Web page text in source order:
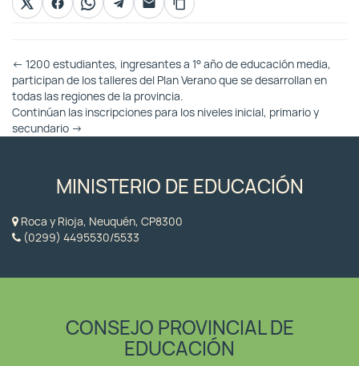
Otras
Entradas
← 1200 estudiantes, ingresantes a 1° año de educación media,
participan de los talleres del Plan Verano que se desarrollan en
todas las regiones de la provincia.
Continúan las inscripciones para los niveles inicial, primario y
secundario →
MINISTERIO DE EDUCACIÓN
Roca y Rioja, Neuquén, CP8300
(0299) 4495530/5533
CONSEJO PROVINCIAL DE
EDUCACIÓN